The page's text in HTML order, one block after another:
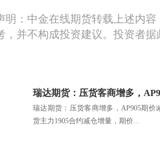
明：中金在线期货转载上述内
，并不构成投资建议。投资者
瑞达期货：压货客商增多，
瑞达期货：压货客商增多，AP905期
货主力1905合约减仓增量，期价...